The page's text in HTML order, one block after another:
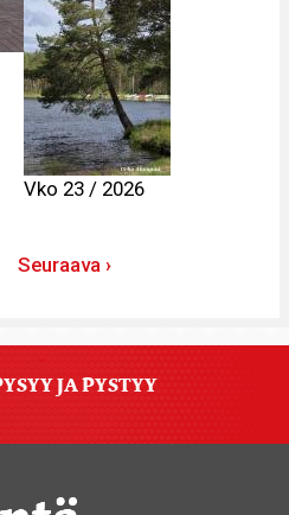
Vko 23 / 2026
Seuraava
Seuraava ›
JA PYSTYY